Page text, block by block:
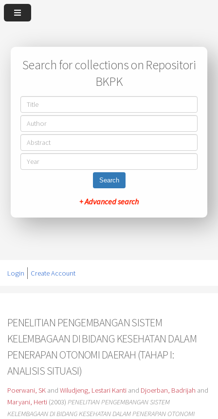
Search for collections on Repositori
BKPK
Search
+ Advanced search
Login Create Account
PENELITIAN PENGEMBANGAN SISTEM
KELEMBAGAAN DI BIDANG KESEHATAN DALAM
PENERAPAN OTONOMI DAERAH (TAHAP I:
ANALISIS SITUASI)
Poerwani, SKand Wiludjeng, Lestari Kantiand Djoerban, Badrijah and
Maryani, Herti(2003) PENELITIAN PENGEMBANGAN SISTEM
KELEMBAGAAN DI BIDANG KESEHATAN DALAM PENERAPAN OTONOMI